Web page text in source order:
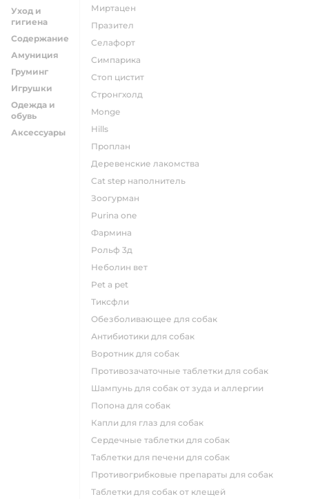
Уход и
гигиена
Содержание
Амуниция
Груминг
Игрушки
Одежда и
обувь
Аксессуары
миртацен
празител
селафорт
симпарика
стоп цистит
стронгхолд
monge
hills
проплан
деревенские лакомства
cat step наполнитель
зоогурман
purina one
фармина
рольф 3д
неболин вет
pet a pet
тиксфли
обезболивающее для собак
антибиотики для собак
воротник для собак
противозачаточные таблетки для собак
шампунь для собак от зуда и аллергии
попона для собак
капли для глаз для собак
сердечные таблетки для собак
таблетки для печени для собак
противогрибковые препараты для собак
таблетки для собак от клещей